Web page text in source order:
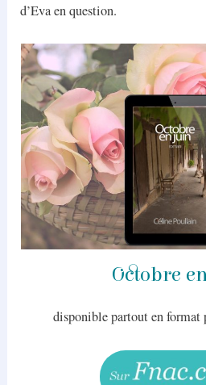
d’Eva en question.
Octobre
disponible partout en format